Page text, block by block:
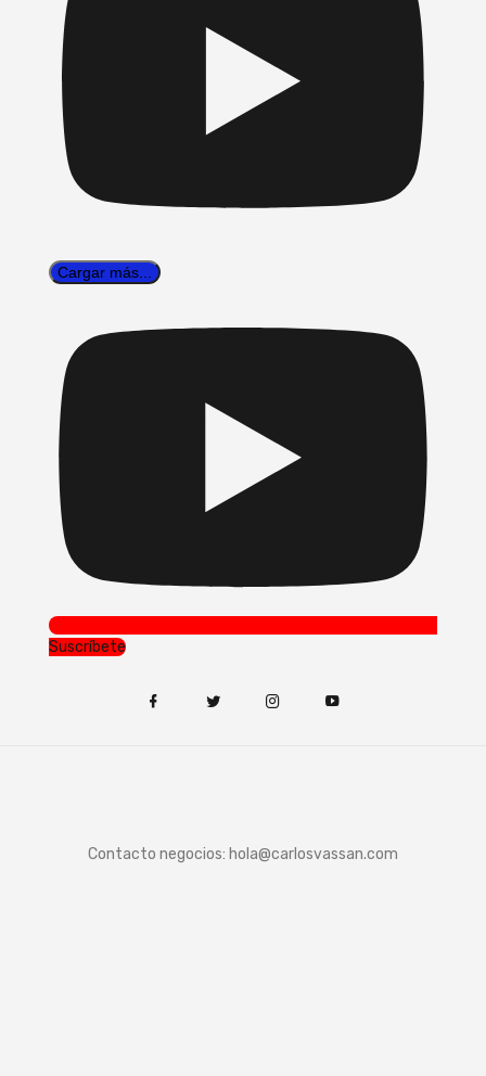
Cargar más...
Suscríbete
Contacto negocios: hola@carlosvassan.com